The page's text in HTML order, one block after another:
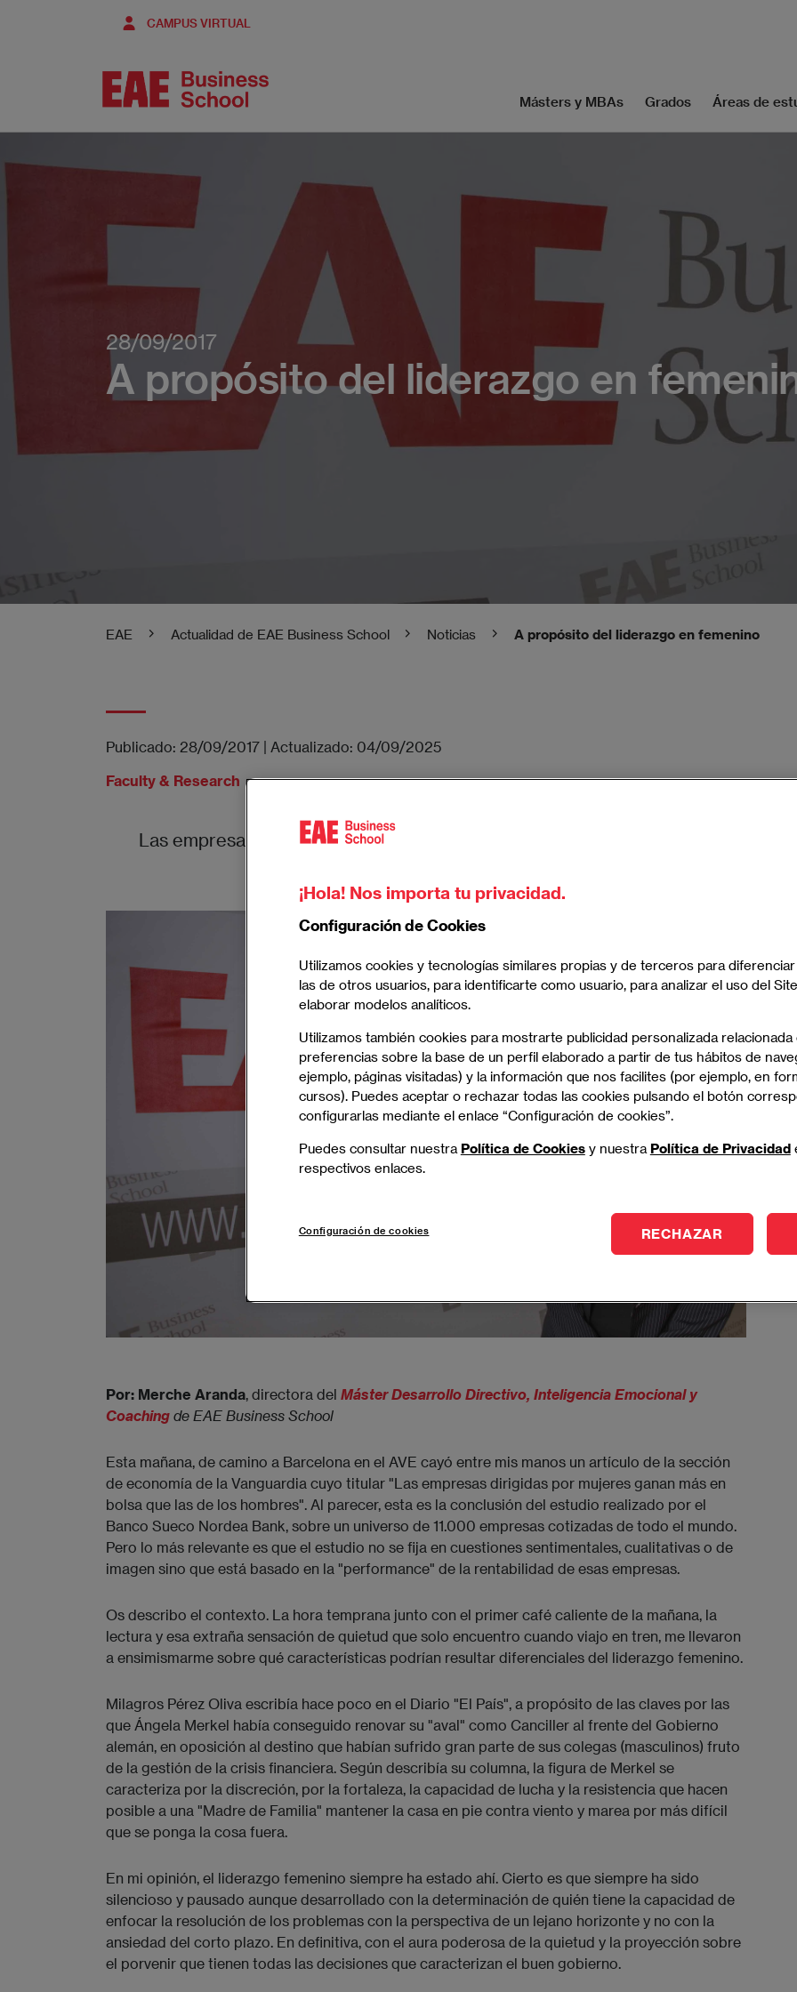
CAMPUS VIRTUAL
Másters y MBAs Grados Áreas de
28/09/2017
A propósito del liderazgo en
EAE Actualidad de EAE Business School Noticias A propósito del liderazgo en femenino
Publicado: 28/09/2017 | Actualizado: 04/09/2025
Faculty & Research
Las empresas dirigidas por mujeres ganan más en bolsa que las de los
Por: Merche Aranda, directora del Máster Desarrollo Directivo, Inteligencia Emocional y
Coaching de EAE Business School
Esta mañana, de camino a Barcelona en el AVE cayó entre mis manos un artículo de la sección
de economía de la Vanguardia cuyo titular "Las empresas dirigidas por mujeres ganan más en
bolsa que las de los hombres". Al parecer, esta es la conclusión del estudio realizado por el
Banco Sueco Nordea Bank, sobre un universo de 11.000 empresas cotizadas de todo el mundo.
Pero lo más relevante es que el estudio no se fija en cuestiones sentimentales, cualitativas o de
imagen sino que está basado en la "performance" de la rentabilidad de esas empresas.
Os describo el contexto. La hora temprana junto con el primer café caliente de la mañana, la
lectura y esa extraña sensación de quietud que solo encuentro cuando viajo en tren, me llevaron
a ensimismarme sobre qué características podrían resultar diferenciales del liderazgo femenino.
Milagros Pérez Oliva escribía hace poco en el Diario "El País", a propósito de las claves por las
que Ángela Merkel había conseguido renovar su "aval" como Canciller al frente del Gobierno
alemán, en oposición al destino que habían sufrido gran parte de sus colegas (masculinos) fruto
de la gestión de la crisis financiera. Según describía su columna, la figura de Merkel se
caracteriza por la discreción, por la fortaleza, la capacidad de lucha y la resistencia que hacen
posible a una "Madre de Familia" mantener la casa en pie contra viento y marea por más difícil
que se ponga la cosa fuera.
En mi opinión, el liderazgo femenino siempre ha estado ahí. Cierto es que siempre ha sido
silencioso y pausado aunque desarrollado con la determinación de quién tiene la capacidad de
enfocar la resolución de los problemas con la perspectiva de un lejano horizonte y no con la
ansiedad del corto plazo. En definitiva, con el aura poderosa de la quietud y la proyección sobre
el porvenir que tienen todas las decisiones que caracterizan el buen gobierno.
¡Hola! Nos importa tu privacidad.
Configuración de Cookies
Utilizamos cookies y tecnologías similares propias y de terceros para
las de otros usuarios, para identificarte como usuario, para analizar el uso del
elaborar modelos analíticos.
Utilizamos también cookies para mostrarte publicidad personalizada relacionada
preferencias sobre la base de un perfil elaborado a partir de tus hábitos de
ejemplo, páginas visitadas) y la información que nos facilites (por ejemplo, en
cursos). Puedes aceptar o rechazar todas las cookies pulsando el botón
configurarlas mediante el enlace “Configuración de cookies”.
Puedes consultar nuestra Política de Cookiesy nuestra Política de Privacidad
respectivos enlaces.
Configuración de cookies RECHAZAR